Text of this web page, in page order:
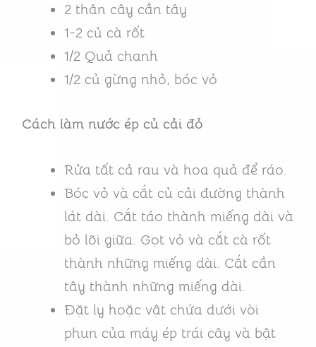
2 thân cây cần tây
1-2 củ cà rốt
1/2 Quả chanh
1/2 củ gừng nhỏ, bóc vỏ
Cách làm nước ép củ cải đỏ
Rửa tất cả rau và hoa quả để ráo.
Bóc vỏ và cắt củ cải đường thành
lát dài. Cắt táo thành miếng dài và
bỏ lõi giữa. Gọt vỏ và cắt cà rốt
thành những miếng dài. Cắt cần
tây thành những miếng dài.
Đặt ly hoặc vật chứa dưới vòi
phun của máy ép trái cây và bật